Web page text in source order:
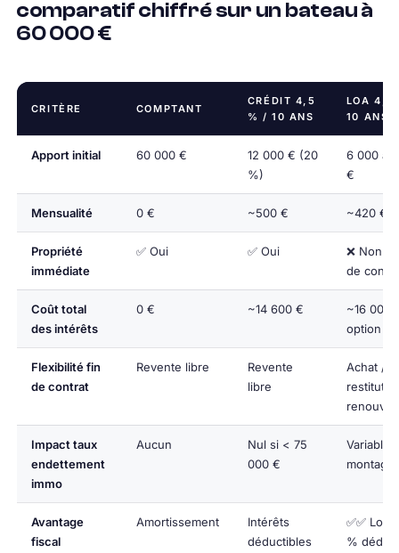
comparatif chiffré sur un bateau à
60 000 €
CRITÈRE COMPTANT
CRÉDIT 4,5
% / 10 ANS
LOA 4,5
10 ANS
Apport initial 60 000 €
12 000 € (20
%)
6 000 à
€
Mensualité 0 € ~500 € ~420 €
Propriété
immédiate
✅ Oui ✅ Oui
❌ Non
de
Coût total
des intérêts
0 € ~14 600 €
~16 000
option
Flexibilité fin
de contrat
Revente libre
Revente
libre
Achat /
Impact taux
endettement
immo
Aucun
Nul si < 75
000 €
Variable
montage
Avantage
fiscal
Amortissement
Intérêts
déductibles
✅✅
%